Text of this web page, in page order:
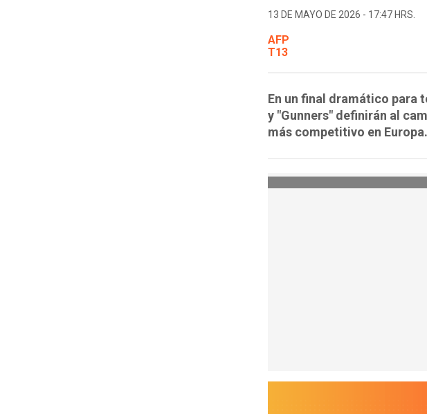
13 DE MAYO DE 2026 - 17:47 HRS.
AFP
T13
En un final dramático para
y "Gunners" definirán al
más competitivo en Europa.